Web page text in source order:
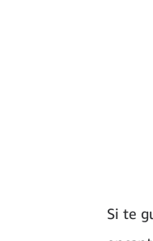
Si te